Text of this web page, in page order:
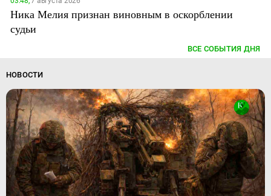
Ника Мелия признан виновным в оскорблении
судьи
ВСЕ СОБЫТИЯ ДНЯ
НОВОСТИ